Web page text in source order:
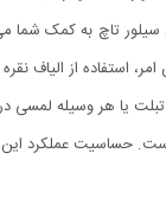
تاچ به کمک
استفاده از
یا هر وسیله لمسی
حساسیت